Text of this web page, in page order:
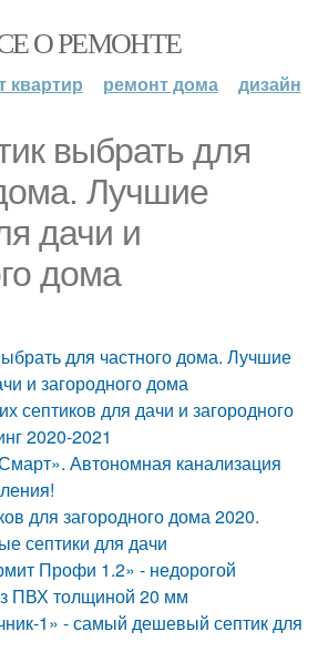
О РЕМОНТЕ
квартир ремонт дома дизайн
выбрать для
Лучшие
дачи и
дома
для частного дома. Лучшие
и загородного дома
септиков для дачи и загородного
2020-2021
Автономная канализация
для загородного дома 2020.
септики для дачи
Профи 1.2» - недорогой
ПВХ толщиной 20 мм
1» - самый дешевый септик для